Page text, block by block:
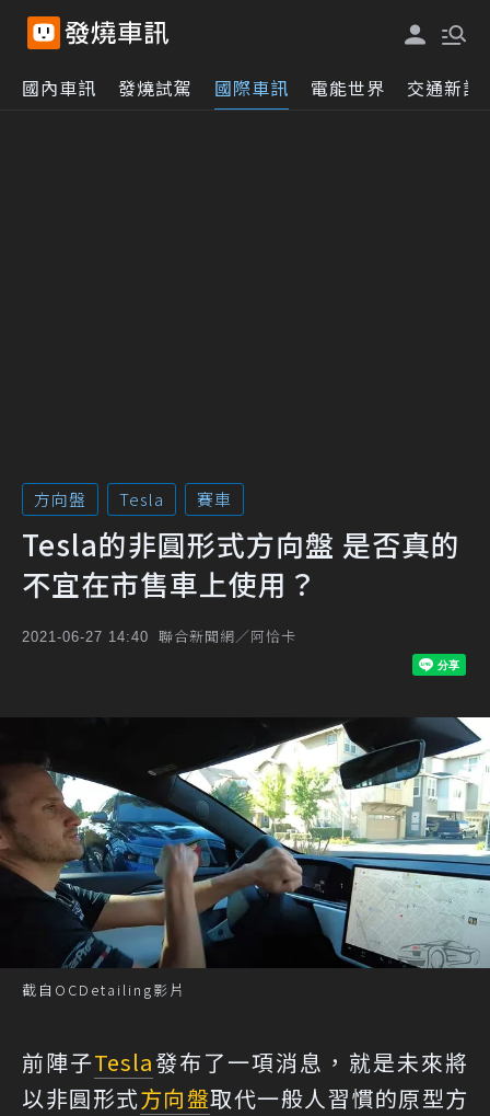
國內車訊 發燒試駕 國際車訊 電能世界 交通新訊
方向盤 Tesla 賽車
Tesla的非圓形式方向盤 是否真的
不宜在市售車上使用？
2021-06-27 14:40 聯合新聞網／阿恰卡
截自OCDetailing影片
前陣子Tesla發布了一項消息，就是未來將
以非圓形式方向盤取代一般人習慣的原型方